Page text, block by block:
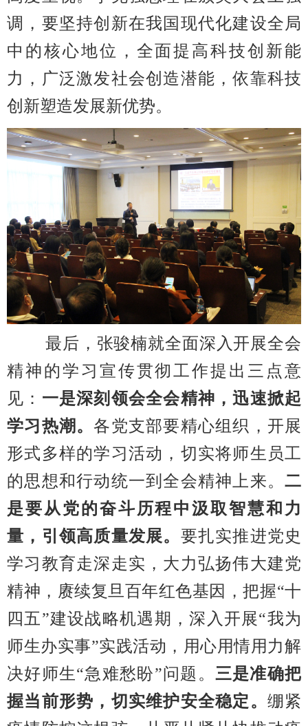
调，要坚持创新在我国现代化建设全局
中的核心地位，全面提高科技创新能
力，广泛激发社会创造潜能，依靠科技
创新塑造发展新优势。
最后，张骏楠就全面深入开展全会
精神的学习宣传贯彻工作提出三点意
见： 一是深刻领会全会精神，迅速掀起
学习热潮。各党支部要精心组织，开展
形式多样的学习活动 ，切实将师生员工
的思想和行动统一到全会精神上来。 二
是要从党的奋斗历程中汲取智慧和力
量，引领高质量发展。 要扎实推进党史
学习教育走深走实，大力弘扬伟大建党
精神，赓续复旦百年红色基因 ，把握“十
四五”建设战略机遇期，深入开展“我为
师生办实事”实践活动，用心用情用力解
决好师生“急难愁盼”问题。 三是准确把
握当前形势，切实维护安全稳定。 绷紧